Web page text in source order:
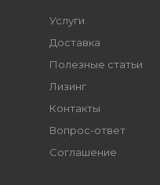
Услуги
Доставка
Полезные статьи
Лизинг
Контакты
Вопрос-ответ
Соглашение